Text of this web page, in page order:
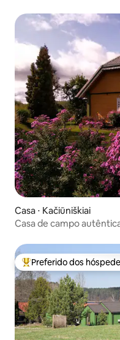
Casa ⋅ Kačiūniškiai
Casa de campo
Entre os melhores
Preferido dos